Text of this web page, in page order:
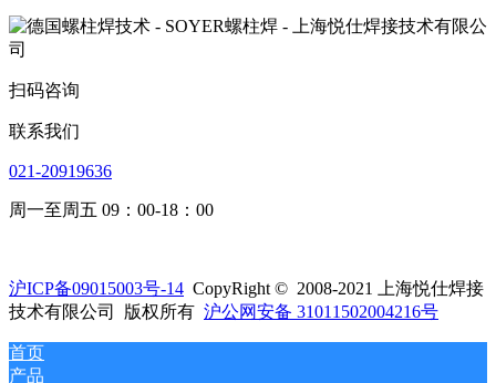
扫码咨询
联系我们
021-20919636
周一至周五 09：00-18：00
沪ICP备09015003号-14 CopyRight © 2008-2021 上海悦仕焊接
技术有限公司 版权所有 沪公网安备 31011502004216号
首页
产品